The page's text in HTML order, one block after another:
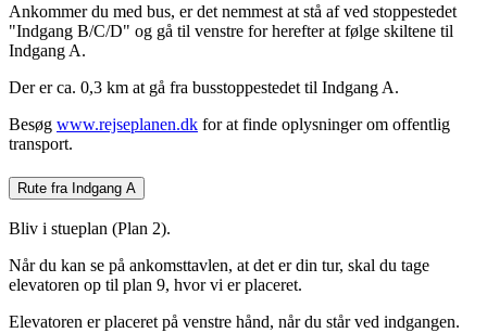
Ankommer du med bus, er det nemmest at stå af ved stoppestedet
"Indgang B/C/D" og gå til venstre for herefter at følge skiltene til
Indgang A.
Der er ca. 0,3 km at gå fra busstoppestedet til Indgang A.
Besøg www.rejseplanen.dk for at finde oplysninger om offentlig
transport.
Rute fra Indgang A
Bliv i stueplan (Plan 2).
Når du kan se på ankomsttavlen, at det er din tur, skal du tage
elevatoren op til plan 9, hvor vi er placeret.
Elevatoren er placeret på venstre hånd, når du står ved indgangen.